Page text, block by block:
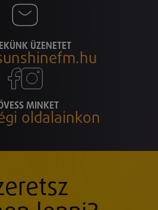
ÜZENETET
MINKET
oldalainkon